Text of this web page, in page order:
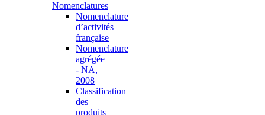
Nomenclatures
Nomenclature
d’activités
française
Nomenclature
agrégée
- NA,
2008
Classification
des
produits